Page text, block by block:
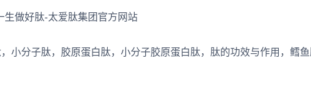
生做好肽-太爱肽集团官方网站
小分子肽，胶原蛋白肽，小分子胶原蛋白肽，肽的功效与作用，鳕